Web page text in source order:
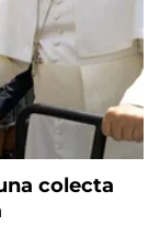
colecta